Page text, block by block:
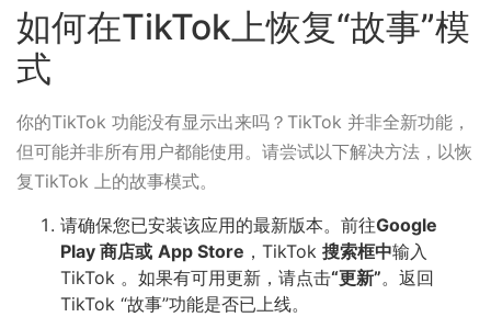
如何在TikTok上恢复“故事”模
式
你的TikTok 功能没有显示出来吗？TikTok 并非全新功能，
但可能并非所有用户都能使用。请尝试以下解决方法，以恢
复TikTok 上的故事模式。
请确保您已安装该应用的最新版本。前往Google
Play 商店或 App Store ，TikTok 搜索框中输入
TikTok 。如果有可用更新，请点击“更新”。返回
TikTok “故事”功能是否已上线。